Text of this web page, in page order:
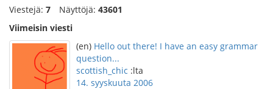
Viestejä: 7 Näyttöjä: 43601
Viimeisin viesti
(en) Hello out there! I have an easy grammar
question...
scottish_chic :lta
14. syyskuuta 2006